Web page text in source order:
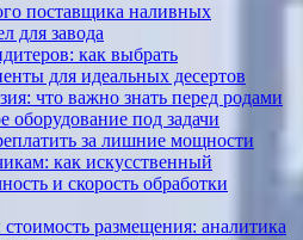
поставщика наливных
для завода
как выбрать
для идеальных десертов
что важно знать перед родами
оборудование под задачи
за лишние мощности
как искусственный
и скорость обработки
размещения: аналитика